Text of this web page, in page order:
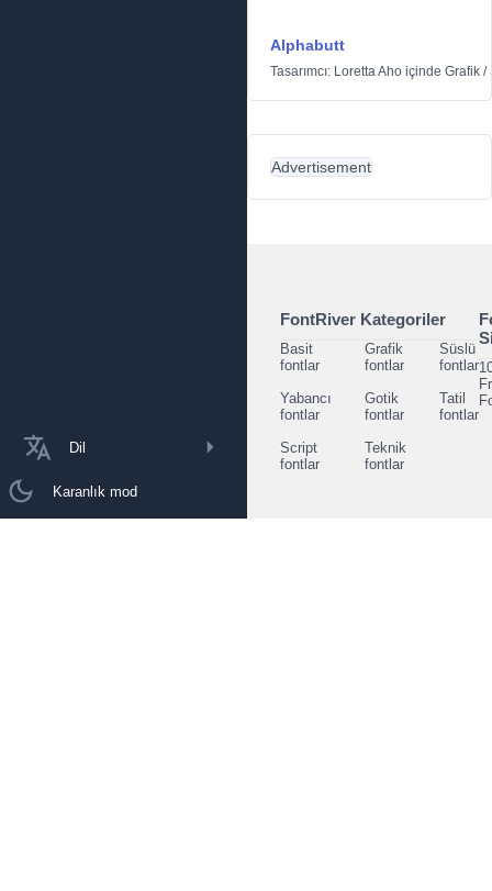
Dil
Karanlık mod
Alphabutt
Tasarımcı: Loretta Aho içinde Grafik /
Advertisement
FontRiver Kategoriler
Basit
fontlar
Grafik
fontlar
Süslü
fontlar
Yabancı
fontlar
Gotik
fontlar
Tatil
fontlar
Script
fontlar
Teknik
fontlar